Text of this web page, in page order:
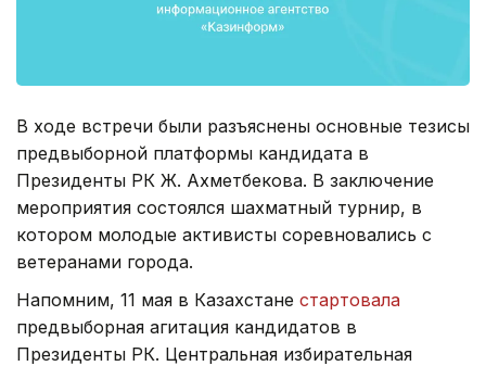
В ходе встречи были разъяснены основные тезисы
предвыборной платформы кандидата в
Президенты РК Ж. Ахметбекова. В заключение
мероприятия состоялся шахматный турнир, в
котором молодые активисты соревновались с
ветеранами города.
Напомним, 11 мая в Казахстане стартовала
предвыборная агитация кандидатов в
Президенты РК. Центральная избирательная